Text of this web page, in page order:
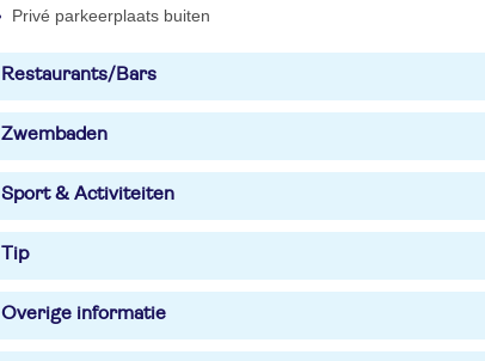
Privé parkeerplaats buiten
Restaurants/Bars
Zwembaden
Sport & Activiteiten
Tip
Overige informatie